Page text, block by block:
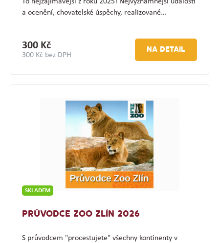
To nejzajímavější z roku 2025! Nejvýznamnější události
a ocenění, chovatelské úspěchy, realizované…
300 Kč
300 Kč bez DPH
NA DETAIL
SKLADEM
PRŮVODCE ZOO ZLÍN 2026
S průvodcem "procestujete" všechny kontinenty v